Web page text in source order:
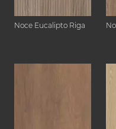
Noce Eucalipto Riga